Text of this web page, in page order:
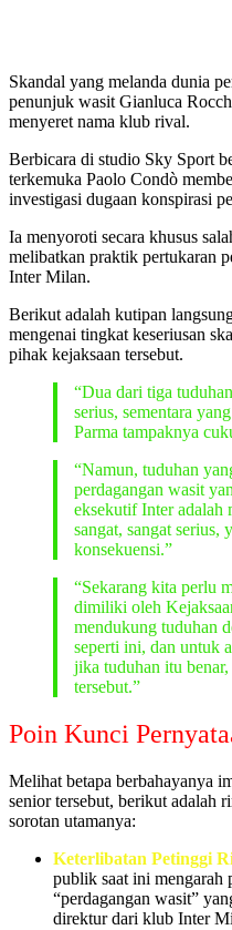
Skandal yang melanda dunia
penunjuk wasit Gianluca
menyeret nama klub rival.
Berbicara di studio Sky Sport
terkemuka Paolo Condò
investigasi dugaan konspirasi
Ia menyoroti secara khusus
melibatkan praktik pertukaran
Inter Milan.
Berikut adalah kutipan
mengenai tingkat keseriusan
pihak kejaksaan tersebut.
“Dua dari tiga
serius, sementara
Parma tampaknya
“Namun, tuduhan
perdagangan wasit
eksekutif Inter adalah
sangat, sangat serius,
konsekuensi.”
“Sekarang kita perlu
dimiliki oleh
mendukung tuduhan
seperti ini, dan untuk
jika tuduhan itu
tersebut.”
Poin Kunci
Melihat betapa berbahayanya
senior tersebut, berikut adalah
sorotan utamanya:
Keterlibatan Petinggi
publik saat ini mengarah
“perdagangan wasit”
direktur dari klub Inter